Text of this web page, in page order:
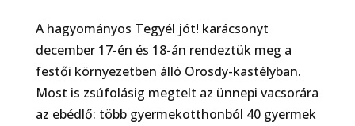
A hagyományos Tegyél jót! karácsonyt
december 17-én és 18-án rendeztük meg a
festői környezetben álló Orosdy-kastélyban.
Most is zsúfolásig megtelt az ünnepi vacsorára
az ebédlő: több gyermekotthonból 40 gyermek